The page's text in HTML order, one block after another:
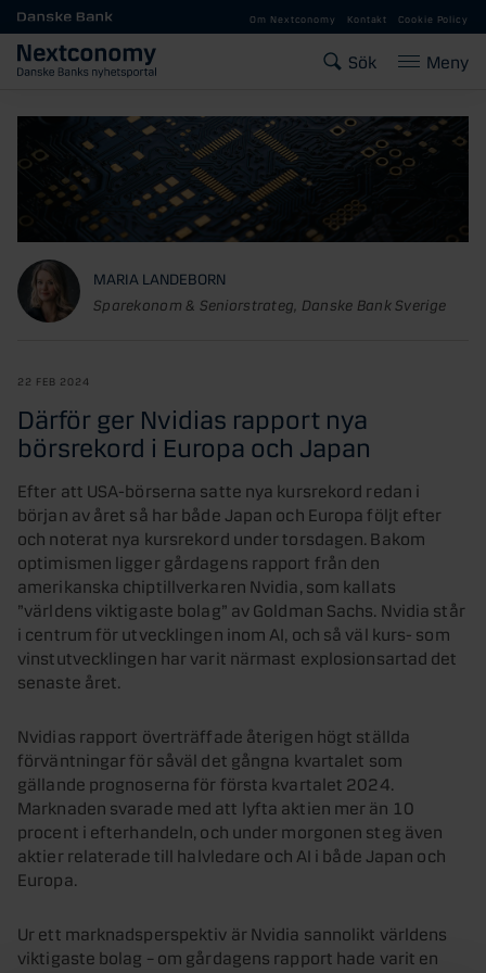
Gå till huvudinnehåll
Om Nextconomy Kontakt Cookie Policy
Sök Meny
MARIA LANDEBORN
Sparekonom & Seniorstrateg, Danske Bank Sverige
22 FEB 2024
Därför ger Nvidias rapport nya
börsrekord i Europa och Japan
Efter att USA-börserna satte nya kursrekord redan i
början av året så har både Japan och Europa följt efter
och noterat nya kursrekord under torsdagen. Bakom
optimismen ligger gårdagens rapport från den
amerikanska chiptillverkaren Nvidia, som kallats
”världens viktigaste bolag” av Goldman Sachs. Nvidia står
i centrum för utvecklingen inom AI, och så väl kurs- som
vinstutvecklingen har varit närmast explosionsartad det
senaste året.
Nvidias rapport överträffade återigen högt ställda
förväntningar för såväl det gångna kvartalet som
gällande prognoserna för första kvartalet 2024.
Marknaden svarade med att lyfta aktien mer än 10
procent i efterhandeln, och under morgonen steg även
aktier relaterade till halvledare och AI i både Japan och
Europa.
Ur ett marknadsperspektiv är Nvidia sannolikt världens
viktigaste bolag – om gårdagens rapport hade varit en